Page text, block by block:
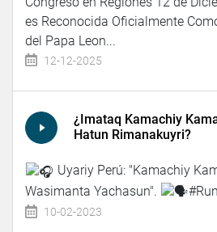
es Reconocida Oficialmente
del Papa Leon...
12-12-2025
¿Imataq Kamachiy
Hatun Rimanakuyri?
Uyariy Perú: "Kamachiy
Wasimanta Yachasun".
10-02-2023